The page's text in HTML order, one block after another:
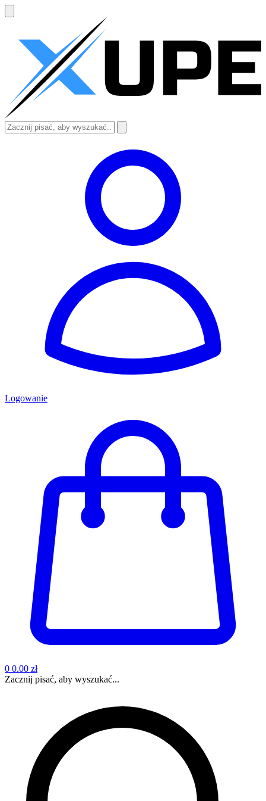
Logowanie
0 0.00 zł
Zacznij pisać, aby wyszukać...